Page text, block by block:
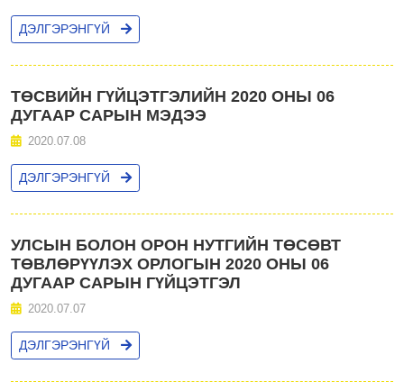
ДЭЛГЭРЭНГҮЙ
ТӨСВИЙН ГҮЙЦЭТГЭЛИЙН 2020 ОНЫ 06
ДУГААР САРЫН МЭДЭЭ
2020.07.08
ДЭЛГЭРЭНГҮЙ
УЛСЫН БОЛОН ОРОН НУТГИЙН ТӨСӨВТ
ТӨВЛӨРҮҮЛЭХ ОРЛОГЫН 2020 ОНЫ 06
ДУГААР САРЫН ГҮЙЦЭТГЭЛ
2020.07.07
ДЭЛГЭРЭНГҮЙ